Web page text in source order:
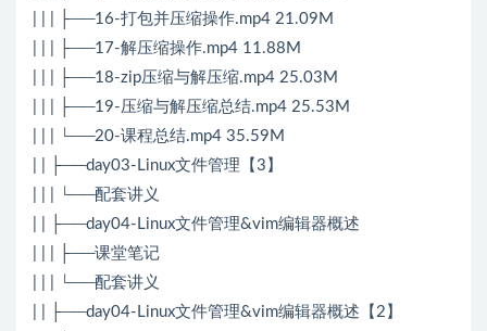
| | | ├──16-打包并压缩操作.mp4 21.09M
| | | ├──17-解压缩操作.mp4 11.88M
| | | ├──18-zip压缩与解压缩.mp4 25.03M
| | | ├──19-压缩与解压缩总结.mp4 25.53M
| | | └──20-课程总结.mp4 35.59M
| | ├──day03-Linux文件管理【3】
| | | └──配套讲义
| | ├──day04-Linux文件管理&vim编辑器概述
| | | ├──课堂笔记
| | | └──配套讲义
| | ├──day04-Linux文件管理&vim编辑器概述【2】